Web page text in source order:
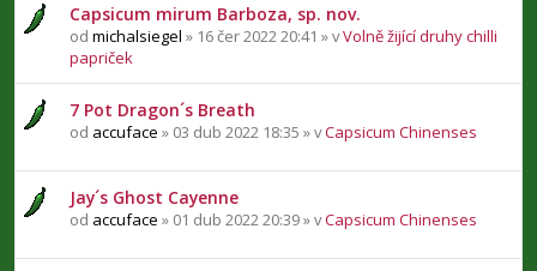
Capsicum mirum Barboza, sp. nov.
od michalsiegel » 16 čer 2022 20:41 » vVolně žijící druhy chilli
papriček
7 Pot Dragon´s Breath
od accuface » 03 dub 2022 18:35 » vCapsicum Chinenses
Jay´s Ghost Cayenne
od accuface » 01 dub 2022 20:39 » vCapsicum Chinenses